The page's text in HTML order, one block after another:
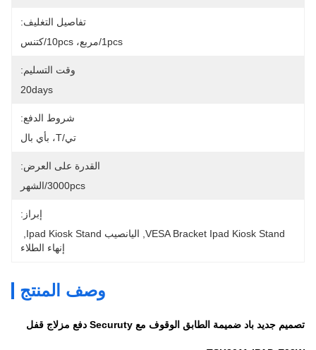
تفاصيل التغليف:
1pcs/مربع، 10pcs/كتنس
وقت التسليم:
20days
شروط الدفع:
تي/T، بأي بال
القدرة على العرض:
3000pcs/الشهر
إبراز:
VESA Bracket Ipad Kiosk Stand اليانصيب Ipad Kiosk Stand
إنهاء الطلاء
وصف المنتج
تصميم جديد باد ضميمة الطابق الوقوف مع Securuty دفع مزلاج قفل